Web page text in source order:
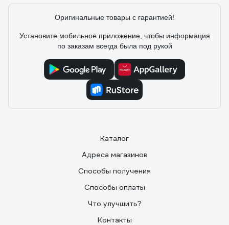
Оригинальные товары с гарантией!
Установите мобильное приложение, чтобы информация
по заказам всегда была под рукой
Каталог
Адреса магазинов
Способы получения
Способы оплаты
Что улучшить?
Контакты